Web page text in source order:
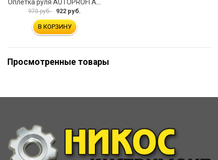
970 руб. 922 руб.
В КОРЗИНУ
Просмотренные товары